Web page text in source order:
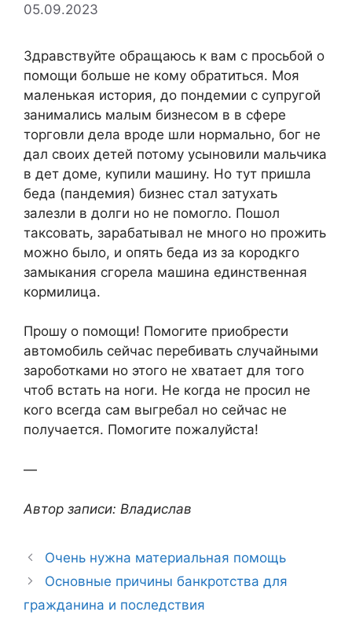
05.09.2023
Здравствуйте обращаюсь к вам с просьбой о
помощи больше не кому обратиться. Моя
маленькая история, до пондемии с супругой
занимались малым бизнесом в в сфере
торговли дела вроде шли нормально, бог не
дал своих детей потому усыновили мальчика
в дет доме, купили машину. Но тут пришла
беда (пандемия) бизнес стал затухать
залезли в долги но не помогло. Пошол
таксовать, зарабатывал не много но прожить
можно было, и опять беда из за кородкго
замыкания сгорела машина единственная
кормилица.
Прошу о помощи! Помогите приобрести
автомобиль сейчас перебивать случайными
зароботками но этого не хватает для того
чтоб встать на ноги. Не когда не просил не
кого всегда сам выгребал но сейчас не
получается. Помогите пожалуйста!
—
Автор записи: Владислав
Очень нужна материальная помощь
Основные причины банкротства для
гражданина и последствия